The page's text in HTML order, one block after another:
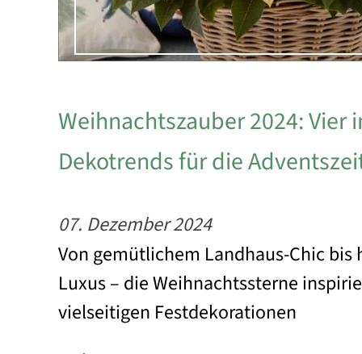
Weihnachtszauber 2024: Vier
Dekotrends für die
07. Dezember 2024
Von gemütlichem Landhaus-Chic bis
Luxus – die Weihnachtssterne
vielseitigen Festdekorationen